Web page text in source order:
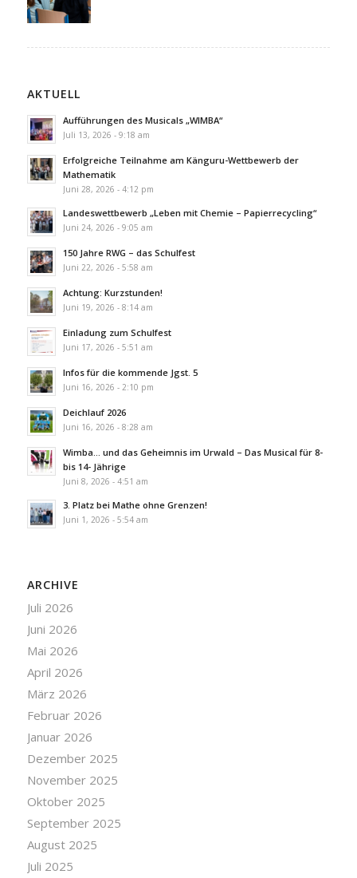
AKTUELL
Aufführungen des Musicals „WIMBA“
Juli 13, 2026 - 9:18 am
Erfolgreiche Teilnahme am Känguru-Wettbewerb der
Mathematik
Juni 28, 2026 - 4:12 pm
Landeswettbewerb „Leben mit Chemie – Papierrecycling“
Juni 24, 2026 - 9:05 am
150 Jahre RWG – das Schulfest
Juni 22, 2026 - 5:58 am
Achtung: Kurzstunden!
Juni 19, 2026 - 8:14 am
Einladung zum Schulfest
Juni 17, 2026 - 5:51 am
Infos für die kommende Jgst. 5
Juni 16, 2026 - 2:10 pm
Deichlauf 2026
Juni 16, 2026 - 8:28 am
Wimba… und das Geheimnis im Urwald – Das Musical für 8-
bis 14- Jährige
Juni 8, 2026 - 4:51 am
3. Platz bei Mathe ohne Grenzen!
Juni 1, 2026 - 5:54 am
ARCHIVE
Juli 2026
Juni 2026
Mai 2026
April 2026
März 2026
Februar 2026
Januar 2026
Dezember 2025
November 2025
Oktober 2025
September 2025
August 2025
Juli 2025